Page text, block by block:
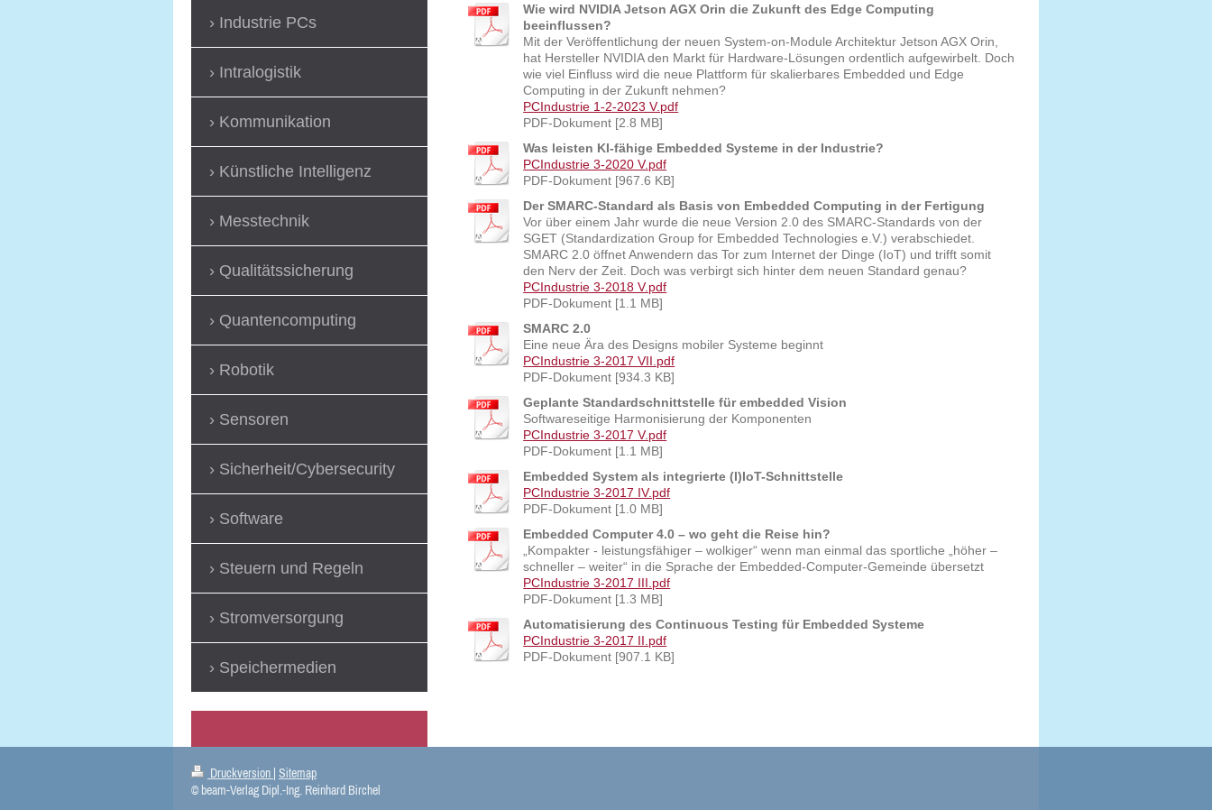
Wie wird NVIDIA Jetson AGX Orin die Zukunft des Edge Computing
beeinflussen?
Mit der Veröffentlichung der neuen System-on-Module Architektur Jetson AGX Orin,
hat Hersteller NVIDIA den Markt für Hardware-Lösungen ordentlich aufgewirbelt. Doch
wie viel Einfluss wird die neue Plattform für skalierbares Embedded und Edge
Computing in der Zukunft nehmen?
PCIndustrie 1-2-2023 V.pdf
PDF-Dokument [2.8 MB]
Was leisten KI-fähige Embedded Systeme in der Industrie?
PCIndustrie 3-2020 V.pdf
PDF-Dokument [967.6 KB]
Der SMARC-Standard als Basis von Embedded Computing in der Fertigung
Vor über einem Jahr wurde die neue Version 2.0 des SMARC-Standards von der
SGET (Standardization Group for Embedded Technologies e.V.) verabschiedet.
SMARC 2.0 öffnet Anwendern das Tor zum Internet der Dinge (IoT) und trifft somit
den Nerv der Zeit. Doch was verbirgt sich hinter dem neuen Standard genau?
PCIndustrie 3-2018 V.pdf
PDF-Dokument [1.1 MB]
SMARC 2.0
Eine neue Ära des Designs mobiler Systeme beginnt
PCIndustrie 3-2017 VII.pdf
PDF-Dokument [934.3 KB]
Geplante Standardschnittstelle für embedded Vision
Softwareseitige Harmonisierung der Komponenten
PCIndustrie 3-2017 V.pdf
PDF-Dokument [1.1 MB]
Embedded System als integrierte (I)IoT-Schnittstelle
PCIndustrie 3-2017 IV.pdf
PDF-Dokument [1.0 MB]
Embedded Computer 4.0 – wo geht die Reise hin?
„Kompakter - leistungsfähiger – wolkiger“ wenn man einmal das sportliche „höher –
schneller – weiter“ in die Sprache der Embedded-Computer-Gemeinde übersetzt
PCIndustrie 3-2017 III.pdf
PDF-Dokument [1.3 MB]
Automatisierung des Continuous Testing für Embedded Systeme
PCIndustrie 3-2017 II.pdf
PDF-Dokument [907.1 KB]
Industrie PCs
Intralogistik
Kommunikation
Künstliche Intelligenz
Messtechnik
Qualitätssicherung
Quantencomputing
Robotik
Sensoren
Sicherheit/Cybersecurity
Software
Steuern und Regeln
Stromversorgung
Speichermedien
Druckversion | Sitemap
© beam-Verlag Dipl.-Ing. Reinhard Birchel